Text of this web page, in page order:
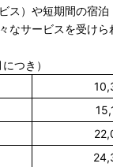
ス）や短期間の宿泊
なサービスを受けら
つき）